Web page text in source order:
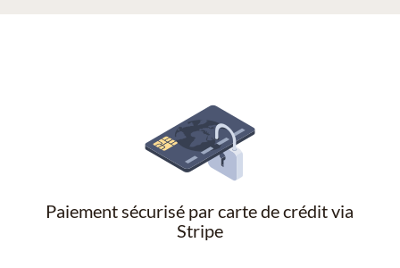
Paiement sécurisé par carte de crédit via
Stripe